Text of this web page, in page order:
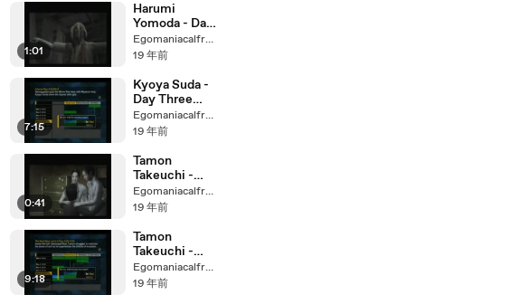
1:01
Harumi
Yomoda - Day
Three 23:43
Movie
Egomaniacalfreak
19 年前
7:15
Kyoya Suda -
Day Three
23:03 2nd
Egomaniacalfreak
19 年前
0:41
Tamon
Takeuchi -
Day Three
23:56 Movie
Egomaniacalfreak
19 年前
9:18
Tamon
Takeuchi -
Day Three
22:13 2nd
Egomaniacalfreak
19 年前